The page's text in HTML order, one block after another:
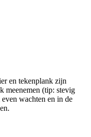
en tekenplank zijn
meenemen (tip: stevig
wachten en in de